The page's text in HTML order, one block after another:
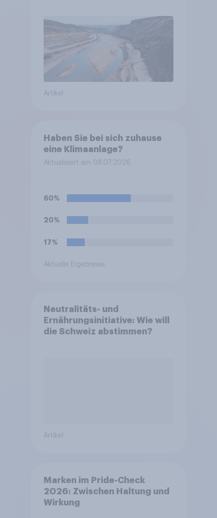
Artikel
Haben Sie bei sich zuhause
eine Klimaanlage?
Aktualisiert am 08.07.2026
60%
20%
17%
Aktuelle Ergebnisse
Neutralitäts- und
Ernährungsinitiative: Wie will
die Schweiz abstimmen?
Artikel
Marken im Pride-Check
2026: Zwischen Haltung und
Wirkung